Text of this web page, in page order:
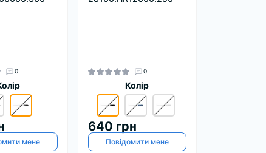
0
мене
0
Колір
640 грн
Повідомити мене